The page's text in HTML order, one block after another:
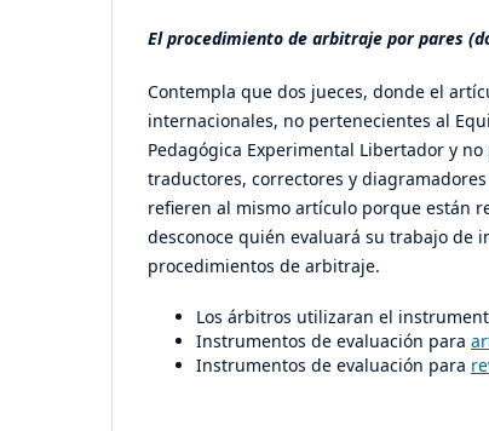
El procedimiento de arbitraje por pares
Contempla que dos jueces, donde el
internacionales, no pertenecientes al
Pedagógica Experimental Libertador y
traductores, correctores y
refieren al mismo artículo porque están
desconoce quién evaluará su trabajo de
procedimientos de arbitraje.
Los árbitros utilizaran el
Instrumentos de evaluación para
Instrumentos de evaluación para